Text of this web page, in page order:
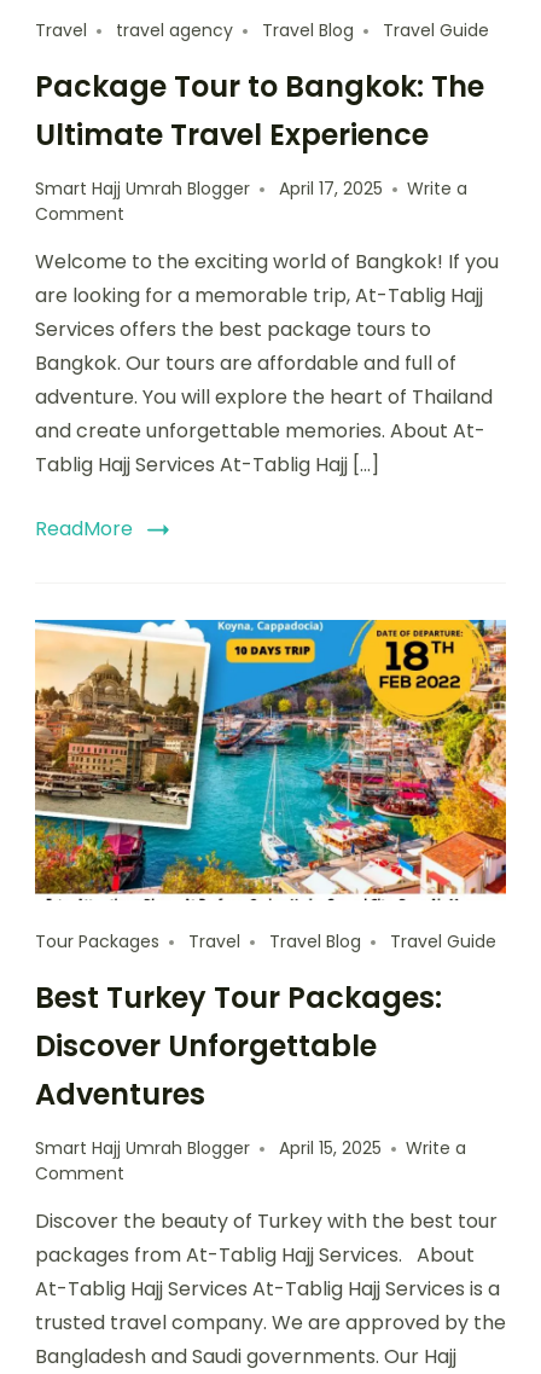
Travel travel agency Travel Blog Travel Guide
Package Tour to Bangkok: The
Ultimate Travel Experience
Smart Hajj Umrah Blogger April 17, 2025
Write a
Comment
Welcome to the exciting world of Bangkok! If you
are looking for a memorable trip, At-Tablig Hajj
Services offers the best package tours to
Bangkok. Our tours are affordable and full of
adventure. You will explore the heart of Thailand
and create unforgettable memories. About At-
Tablig Hajj Services At-Tablig Hajj […]
ReadMore
Tour Packages Travel Travel Blog Travel Guide
Best Turkey Tour Packages:
Discover Unforgettable
Adventures
Smart Hajj Umrah Blogger April 15, 2025
Write a
Comment
Discover the beauty of Turkey with the best tour
packages from At-Tablig Hajj Services. About
At-Tablig Hajj Services At-Tablig Hajj Services is a
trusted travel company. We are approved by the
Bangladesh and Saudi governments. Our Hajj